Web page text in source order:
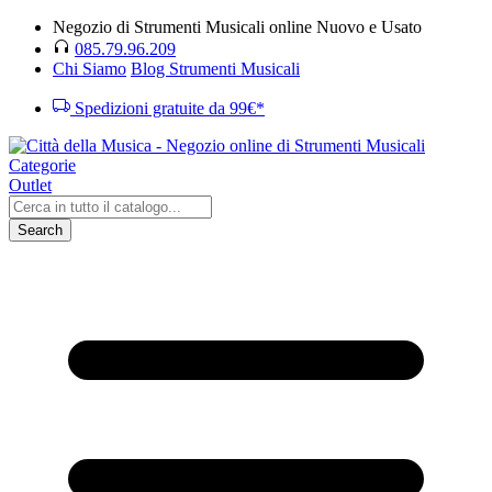
Negozio di Strumenti Musicali online Nuovo e Usato
085.79.96.209
Chi Siamo Blog Strumenti Musicali
Spedizioni gratuite da 99€*
Categorie
Outlet
Search